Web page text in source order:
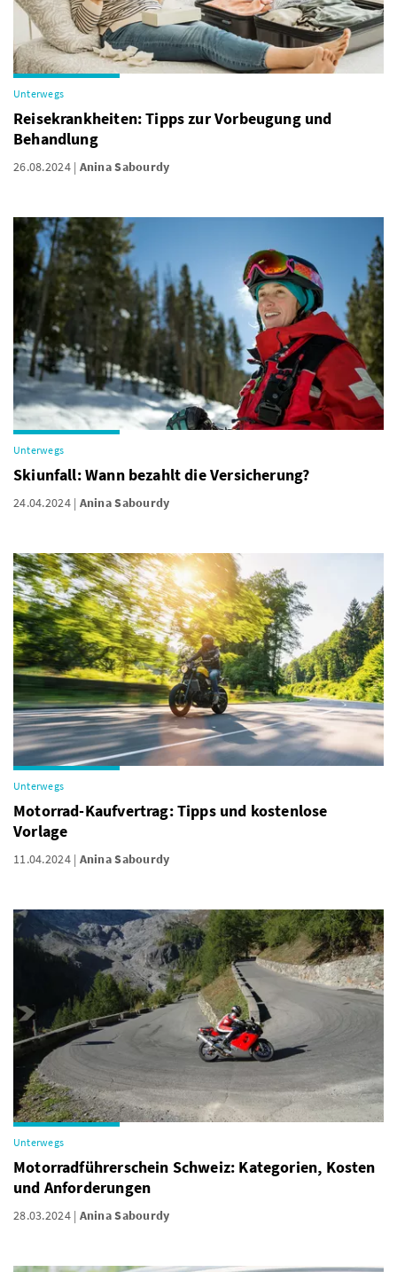
Unterwegs
Reisekrankheiten: Tipps zur Vorbeugung und
Behandlung
26.08.2024 Anina Sabourdy
Unterwegs
Skiunfall: Wann bezahlt die Versicherung?
24.04.2024 Anina Sabourdy
Unterwegs
Motorrad-Kaufvertrag: Tipps und kostenlose
Vorlage
11.04.2024 Anina Sabourdy
Unterwegs
Motorradführerschein Schweiz: Kategorien, Kosten
und Anforderungen
28.03.2024 Anina Sabourdy